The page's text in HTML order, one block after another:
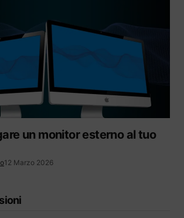
un monitor esterno al tuo
12 Marzo 2026